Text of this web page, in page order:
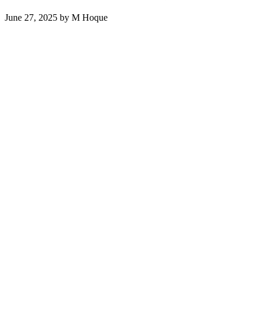
June 27, 2025 by M Hoque